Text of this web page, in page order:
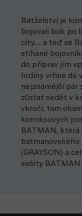
Batželství je
bojovali bok po
city… a teď se
stíhané
do příprav jim
hrdiny vrhne do
nejznámější pár
zůstat sedět v
vkročí, tam
komiksových
BATMAN, která
batmanovského
(GRAYSON) a
sešity BATMAN